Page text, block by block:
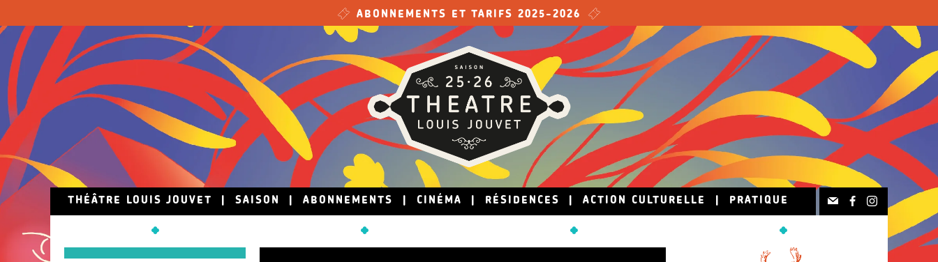
ABONNEMENTS ET TARIFS 2025-2026
THÉÂTRE LOUIS JOUVET SAISON ABONNEMENTS CINÉMA RÉSIDENCES ACTION CULTURELLE PRATIQUE